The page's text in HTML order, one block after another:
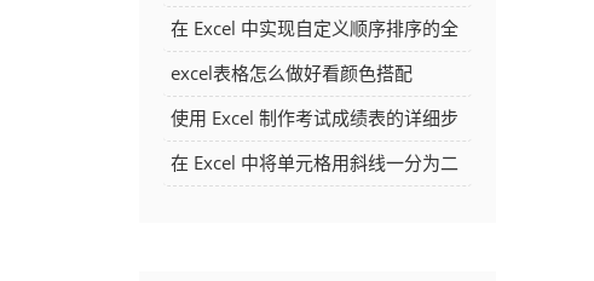
时都显示表头的方法详解
在 Excel 中实现自定义顺序排序的全
面指南
excel表格怎么做好看颜色搭配
使用 Excel 制作考试成绩表的详细步
骤及技巧
在 Excel 中将单元格用斜线一分为二